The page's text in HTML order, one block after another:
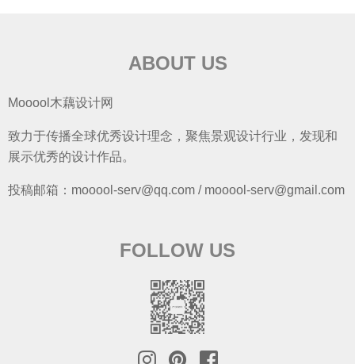
ABOUT US
Mooool木藕设计网
致力于传播全球优秀设计理念，聚焦景观设计行业，发现和
展示优秀的设计作品。
投稿邮箱：mooool-serv@qq.com / mooool-serv@gmail.com
FOLLOW US